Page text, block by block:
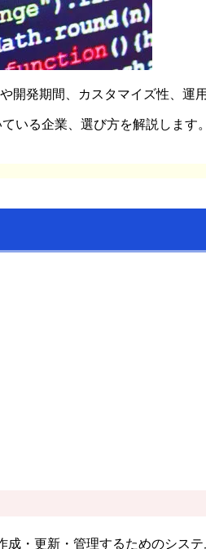
発期間、カスタマイズ性、運
いる企業、選び方を解説しま
成・更新・管理するためのシ